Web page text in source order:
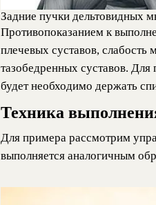
Задние пучки дельтовидных
Противопоказанием к
плечевых суставов,
тазобедренных суставов.
будет необходимо держать
Техника
Для примера рассмотрим
выполняется аналогичным